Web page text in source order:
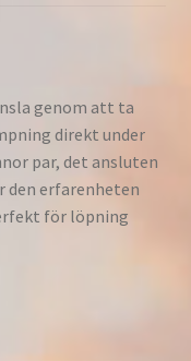
genom att ta
direkt under
par, det ansluten
den erfarenheten
för löpning